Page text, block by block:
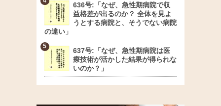
636号:「なぜ、急性期病院で収
益格差が出るのか？ 全体を見よ
うとする病院と、そうでない病院
の違い」
637号:「なぜ、急性期病院は医
療技術が活かした結果が得られな
いのか？」